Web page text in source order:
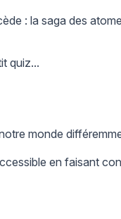
: la saga des
quiz...
monde
en faisant